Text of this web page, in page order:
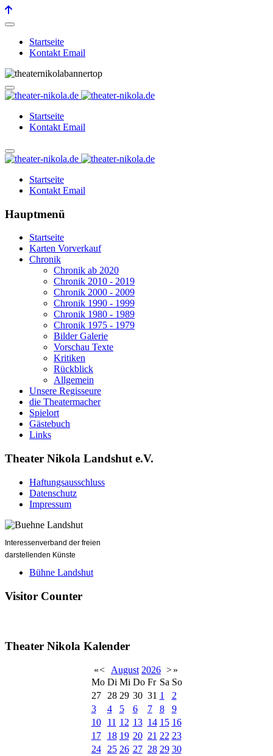
Startseite
Kontakt Email
Startseite
Kontakt Email
Startseite
Kontakt Email
Hauptmenü
Startseite
Karten Vorverkauf
Chronik
Chronik ab 2020
Chronik 2010 - 2019
Chronik 2000 - 2009
Chronik 1990 - 1999
Chronik 1980 - 1989
Chronik 1975 - 1979
Bilder Galerie
Vorschau Texte
Kritiken
Rückblick
Allgemein
Unsere Regisseure
die Theatermacher
Spielort
Gästebuch
Links
Theater Nikola Landshut e.V.
Haftungsausschluss
Datenschutz
Impressum
Interessenverband der freien
darstellenden Künste
Bühne Landshut
Visitor Counter
Theater Nikola Kalender
«< August 2026 >»
Mo Di Mi Do Fr Sa So
27
28 29 30 31 1
2
3
4 5 6 7 8
9
10
11 12 13 14 15 16
17
18 19 20 21 22 23
24
25 26 27 28 29 30